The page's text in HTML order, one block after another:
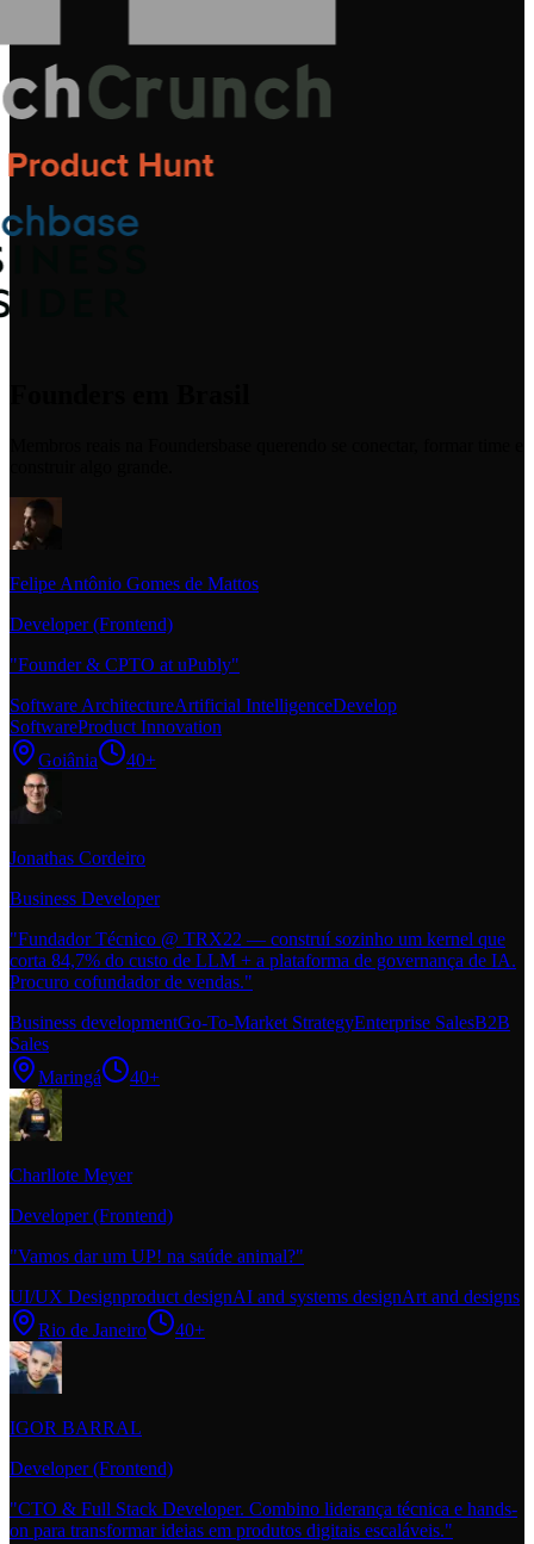
Felipe Antônio Gomes de Mattos
Developer (Frontend)
"Founder & CPTO at uPubly"
Software ArchitectureArtificial IntelligenceDevelop
SoftwareProduct Innovation
Goiânia
40+
Jonathas Cordeiro
Business Developer
"Fundador Técnico @ TRX22 — construí sozinho um kernel que
corta 84,7% do custo de LLM + a plataforma de governança de IA.
Procuro cofundador de vendas."
Business developmentGo-To-Market StrategyEnterprise SalesB2B
Sales
Maringá
40+
Charllote Meyer
Developer (Frontend)
"Vamos dar um UP! na saúde animal?"
UI/UX Designproduct designAI and systems designArt and designs
Rio de Janeiro
40+
IGOR BARRAL
Developer (Frontend)
"CTO & Full Stack Developer. Combino liderança técnica e hands-
on para transformar ideias em produtos digitais escaláveis."